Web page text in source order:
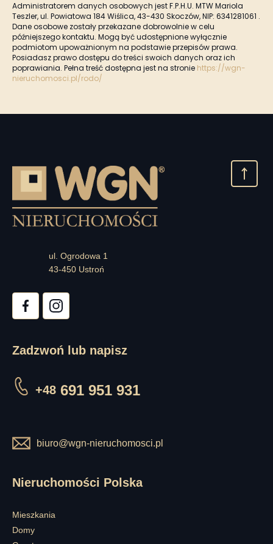
Administratorem danych osobowych jest F.P.H.U. MTW Mariola
Teszler, ul. Powiatowa 184 Wiślica, 43-430 Skoczów, NIP: 6341281061 .
Dane osobowe zostały przekazane dobrowolnie w celu
późniejszego kontaktu. Mogą być udostępnione wyłącznie
podmiotom upoważnionym na podstawie przepisów prawa.
Posiadasz prawo dostępu do treści swoich danych oraz ich
poprawiania. Pełna treść dostępna jest na stronie https://wgn-
nieruchomosci.pl/rodo/
ul. Ogrodowa 1
43-450 Ustroń
Zadzwoń lub napisz
+48 691 951 931
biuro@wgn-nieruchomosci.pl
Nieruchomości Polska
Mieszkania
Domy